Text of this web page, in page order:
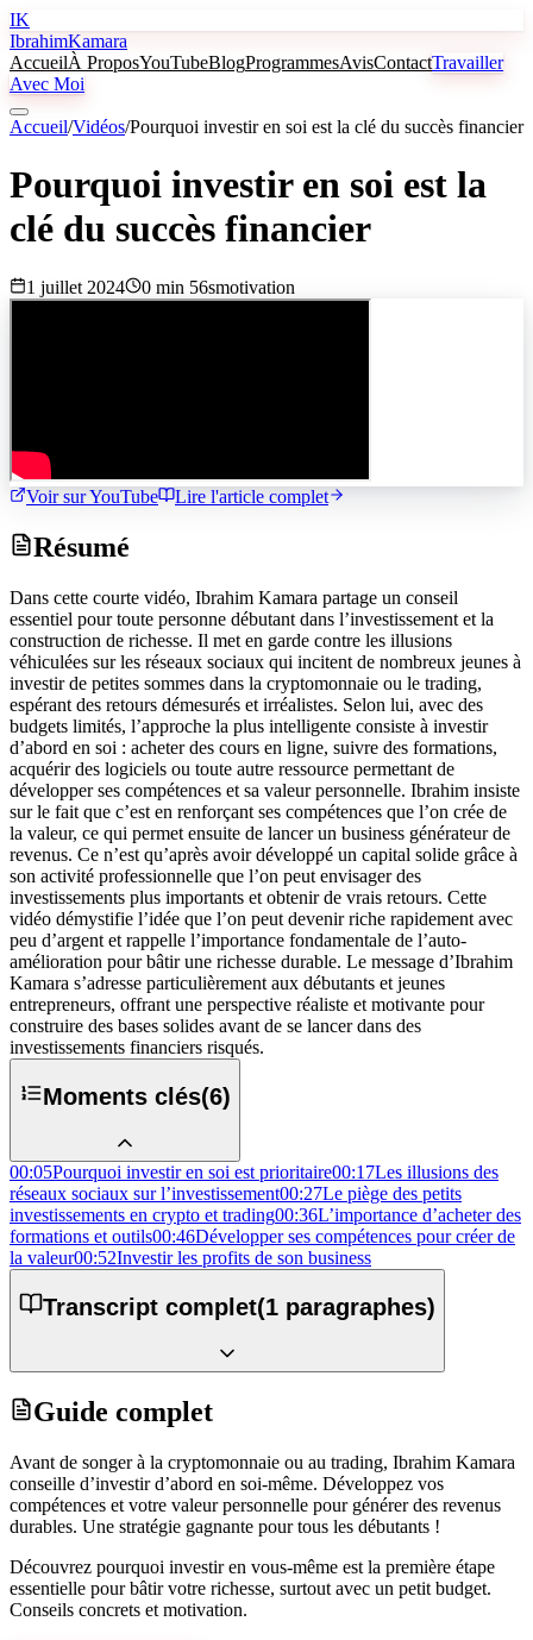
IK
IbrahimKamara
AccueilÀ ProposYouTubeBlogProgrammesAvisContactTravailler
Avec Moi
Accueil/Vidéos/Pourquoi investir en soi est la clé du succès financier
Pourquoi investir en soi est la
clé du succès financier
1 juillet 2024 0 min 56smotivation
Voir sur YouTube Lire l'article complet
Résumé
Dans cette courte vidéo, Ibrahim Kamara partage un conseil
essentiel pour toute personne débutant dans l’investissement et la
construction de richesse. Il met en garde contre les illusions
véhiculées sur les réseaux sociaux qui incitent de nombreux jeunes à
investir de petites sommes dans la cryptomonnaie ou le trading,
espérant des retours démesurés et irréalistes. Selon lui, avec des
budgets limités, l’approche la plus intelligente consiste à investir
d’abord en soi : acheter des cours en ligne, suivre des formations,
acquérir des logiciels ou toute autre ressource permettant de
développer ses compétences et sa valeur personnelle. Ibrahim insiste
sur le fait que c’est en renforçant ses compétences que l’on crée de
la valeur, ce qui permet ensuite de lancer un business générateur de
revenus. Ce n’est qu’après avoir développé un capital solide grâce à
son activité professionnelle que l’on peut envisager des
investissements plus importants et obtenir de vrais retours. Cette
vidéo démystifie l’idée que l’on peut devenir riche rapidement avec
peu d’argent et rappelle l’importance fondamentale de l’auto-
amélioration pour bâtir une richesse durable. Le message d’Ibrahim
Kamara s’adresse particulièrement aux débutants et jeunes
entrepreneurs, offrant une perspective réaliste et motivante pour
construire des bases solides avant de se lancer dans des
investissements financiers risqués.
Moments clés(6)
00:05Pourquoi investir en soi est prioritaire00:17Les illusions des
réseaux sociaux sur l’investissement00:27Le piège des petits
investissements en crypto et trading00:36L’importance d’acheter des
formations et outils00:46Développer ses compétences pour créer de
la valeur00:52Investir les profits de son business
Transcript complet(1 paragraphes)
Guide complet
Avant de songer à la cryptomonnaie ou au trading, Ibrahim Kamara
conseille d’investir d’abord en soi-même. Développez vos
compétences et votre valeur personnelle pour générer des revenus
durables. Une stratégie gagnante pour tous les débutants !
Découvrez pourquoi investir en vous-même est la première étape
essentielle pour bâtir votre richesse, surtout avec un petit budget.
Conseils concrets et motivation.